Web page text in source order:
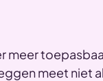
meer
meet niet